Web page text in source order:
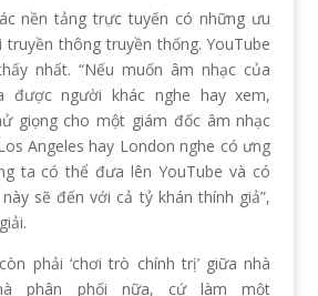
nền tảng trực tuyến có những ưu
thông truyền thống. YouTube
nhất. “Nếu muốn âm nhạc của
được người khác nghe hay xem,
giọng cho một giám đốc âm nhạc
Angeles hay London nghe có ưng
ta có thể đưa lên YouTube và có
sẽ đến với cả tỷ khán thính giả”,
phải ‘chơi trò chính trị’ giữa nhà
phân phối nữa, cứ làm một